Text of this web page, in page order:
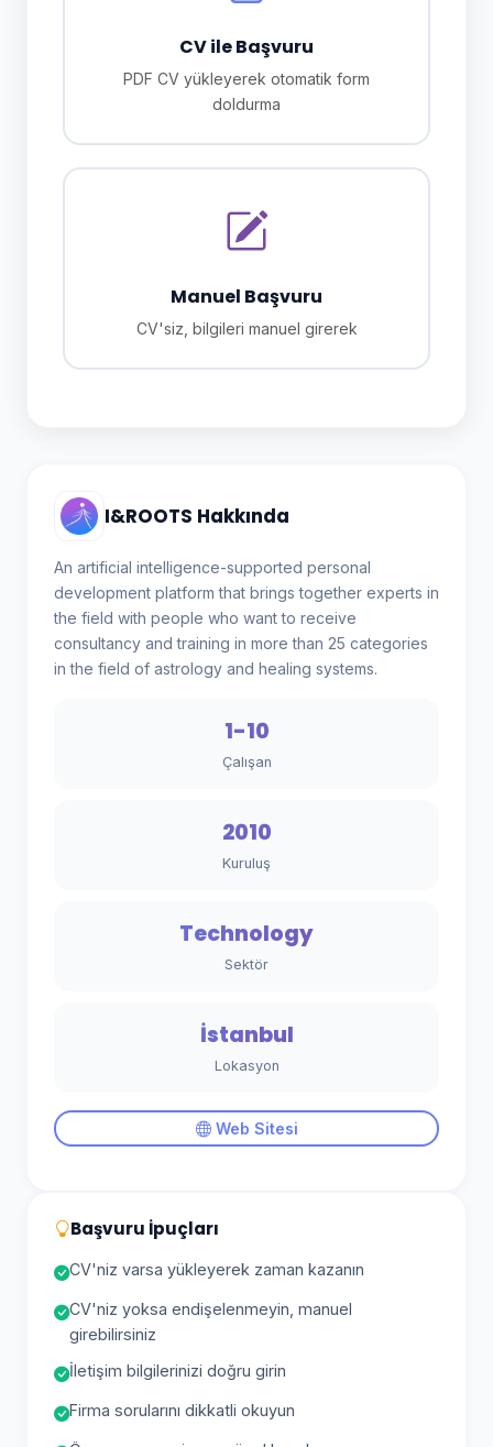
CV ile Başvuru
PDF CV yükleyerek otomatik form
doldurma
Manuel Başvuru
CV'siz, bilgileri manuel girerek
I&ROOTS Hakkında
An artificial intelligence-supported personal
development platform that brings together experts in
the field with people who want to receive
consultancy and training in more than 25 categories
in the field of astrology and healing systems.
1-10
Çalışan
2010
Kuruluş
Technology
Sektör
İstanbul
Lokasyon
Web Sitesi
Başvuru İpuçları
CV'niz varsa yükleyerek zaman kazanın
CV'niz yoksa endişelenmeyin, manuel
girebilirsiniz
İletişim bilgilerinizi doğru girin
Firma sorularını dikkatli okuyun